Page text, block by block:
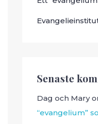
Senaste
Dag och Mary
“evangelium”